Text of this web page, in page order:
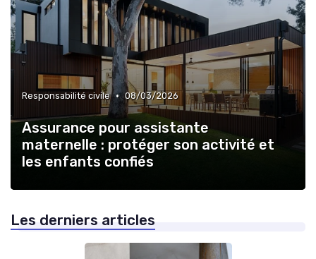
Responsabilité civile • 08/03/2026
Assurance pour assistante
maternelle : protéger son activité et
les enfants confiés
Les derniers articles